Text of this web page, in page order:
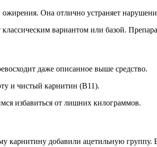
Она отлично устраняет
вариантом или базой.
даже описанное выше средство.
и чистый карнитин (В11).
избавиться от лишних килограммов.
карнитину добавили ацетильную